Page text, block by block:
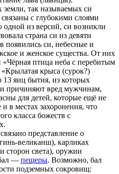
так называемых си
с глубокими слоями
из версий, си возникли
страна си из девяти
появились си, небесные и
и женское существа. От них
птица неба с перебитым
крыса (сурок?)
13 яиц бытия, из которых
причиняют вред мужчинам,
для детей, которые ещё не
в местах захоронения, что
класса божеств с
представление о
великанш), карликах
сторон света), оружии
— пещеры. Возможно, бал
подземных сокровищ: